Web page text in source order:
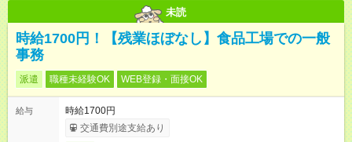
未読
時給1700円！【残業ほぼなし】食品工場での一般
事務
派遣 職種未経験OK WEB登録・面接OK
給与
時給1700円
交通費別途支給あり